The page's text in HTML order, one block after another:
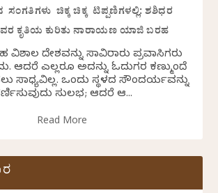
ಸಂಗತಿಗಳು ಚಿಕ್ಕ ಚಿಕ್ಕ ಟಿಪ್ಪಣಿಗಳಲ್ಲಿ: ಶಶಿಧರ
ಕೃತಿಯ ಕುರಿತು ನಾರಾಯಣ ಯಾಜಿ ಬರಹ
ದೇಶವನ್ನು ಸಾವಿರಾರು ಪ್ರವಾಸಿಗರು
ಆದರೆ ಎಲ್ಲರೂ ಅದನ್ನು ಓದುಗರ ಕಣ್ಮುಂದೆ
ಸಾಧ್ಯವಿಲ್ಲ. ಒಂದು ಸ್ಥಳದ ಸೌಂದರ್ಯವನ್ನು
ಸುಲಭ; ಆದರೆ ಆ...
Read More